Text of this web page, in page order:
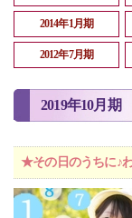
2014年1月期
2012年7月期
2019年10月期
★その日のうちに♪